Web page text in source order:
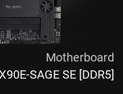
Motherboard
SAGE SE [DDR5]